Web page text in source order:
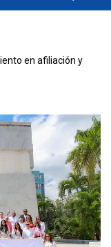
en afiliación y